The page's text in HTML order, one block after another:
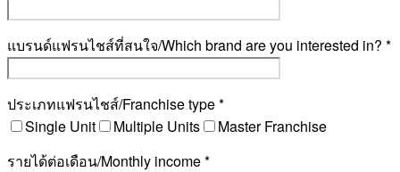
แบรนด์แฟรนไชส์ที่สนใจ/Which brand are you interested in? *
ประเภทแฟรนไชส์/Franchise type *
Single Unit
Multiple Units
Master Franchise
รายได้ต่อเดือน/Monthly income *